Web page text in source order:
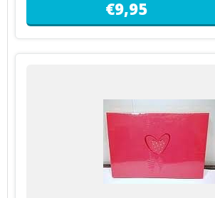
€9,95